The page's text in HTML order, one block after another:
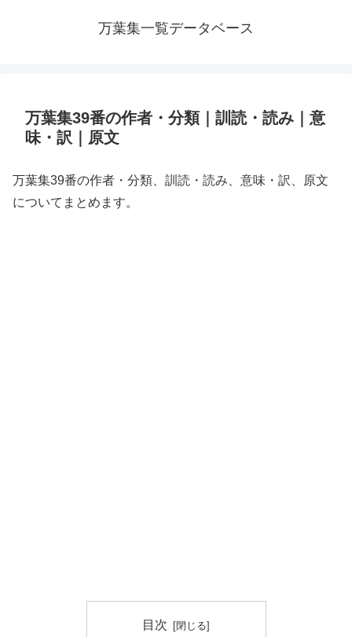
万葉集一覧データベース
万葉集39番の作者・分類｜訓読・読み｜意
味・訳｜原文
万葉集39番の作者・分類、訓読・読み、意味・訳、原文
についてまとめます。
目次